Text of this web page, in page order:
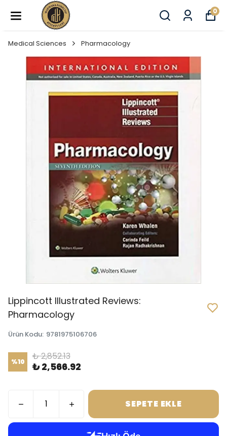
0
Medical Sciences Pharmacology
Lippincott Illustrated Reviews:
Pharmacology
Ürün Kodu: 9781975106706
%10 ₺ 2,852.13
₺ 2,566.92
SEPETE EKLE